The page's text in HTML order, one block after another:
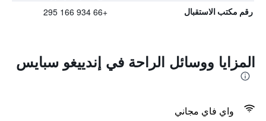
رقم مكتب الاستقبال +66 934 166 295
المزايا ووسائل الراحة في إندييغو سبايس
واي فاي مجاني